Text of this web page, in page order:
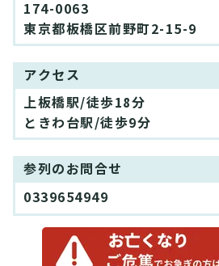
174-0063
東京都板橋区前野町2-15-9
アクセス
上板橋駅/徒歩18分
ときわ台駅/徒歩9分
参列のお問合せ
0339654949